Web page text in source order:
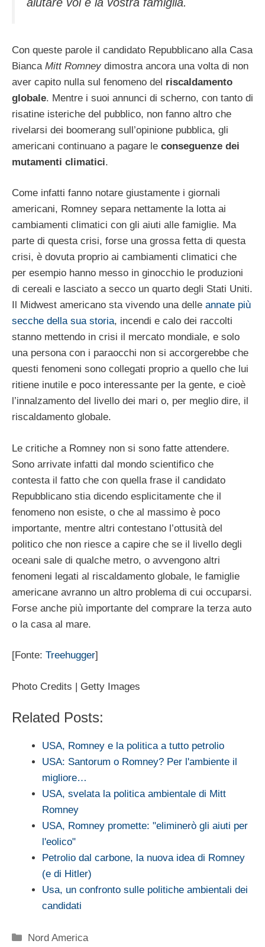
Con queste parole il candidato Repubblicano alla Casa
Bianca Mitt Romney dimostra ancora una volta di non
aver capito nulla sul fenomeno del riscaldamento
globale. Mentre i suoi annunci di scherno, con tanto di
risatine isteriche del pubblico, non fanno altro che
rivelarsi dei boomerang sull’opinione pubblica, gli
americani continuano a pagare le conseguenze dei
mutamenti climatici.
Come infatti fanno notare giustamente i giornali
americani, Romney separa nettamente la lotta ai
cambiamenti climatici con gli aiuti alle famiglie. Ma
parte di questa crisi, forse una grossa fetta di questa
crisi, è dovuta proprio ai cambiamenti climatici che
per esempio hanno messo in ginocchio le produzioni
di cereali e lasciato a secco un quarto degli Stati Uniti.
Il Midwest americano sta vivendo una delle annate più
secche della sua storia, incendi e calo dei raccolti
stanno mettendo in crisi il mercato mondiale, e solo
una persona con i paraocchi non si accorgerebbe che
questi fenomeni sono collegati proprio a quello che lui
ritiene inutile e poco interessante per la gente, e cioè
l’innalzamento del livello dei mari o, per meglio dire, il
riscaldamento globale.
Le critiche a Romney non si sono fatte attendere.
Sono arrivate infatti dal mondo scientifico che
contesta il fatto che con quella frase il candidato
Repubblicano stia dicendo esplicitamente che il
fenomeno non esiste, o che al massimo è poco
importante, mentre altri contestano l’ottusità del
politico che non riesce a capire che se il livello degli
oceani sale di qualche metro, o avvengono altri
fenomeni legati al riscaldamento globale, le famiglie
americane avranno un altro problema di cui occuparsi.
Forse anche più importante del comprare la terza auto
o la casa al mare.
[Fonte: Treehugger]
Photo Credits | Getty Images
Related Posts:
USA, Romney e la politica a tutto petrolio
USA: Santorum o Romney? Per l'ambiente il
migliore…
USA, svelata la politica ambientale di Mitt
Romney
USA, Romney promette: "eliminerò gli aiuti per
l'eolico"
Petrolio dal carbone, la nuova idea di Romney
(e di Hitler)
Usa, un confronto sulle politiche ambientali dei
candidati
Categorie
Nord America